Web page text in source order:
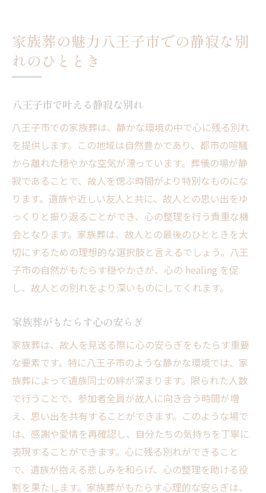
家族葬の魅力八王子市での静寂な別
れのひととき
八王子市で叶える静寂な別れ
八王子市での家族葬は、静かな環境の中で心に残る別れ
を提供します。この地域は自然豊かであり、都市の喧騒
から離れた穏やかな空気が漂っています。葬儀の場が静
寂であることで、故人を偲ぶ時間がより特別なものにな
ります。遺族や近しい友人と共に、故人との思い出をゆ
っくりと振り返ることができ、心の整理を行う貴重な機
会となります。家族葬は、故人との最後のひとときを大
切にするための理想的な選択肢と言えるでしょう。八王
子市の自然がもたらす穏やかさが、心の healing を促
し、故人との別れをより深いものにしてくれます。
家族葬がもたらす心の安らぎ
家族葬は、故人を見送る際に心の安らぎをもたらす重要
な要素です。特に八王子市のような静かな環境では、家
族葬によって遺族同士の絆が深まります。限られた人数
で行うことで、参加者全員が故人に向き合う時間が増
え、思い出を共有することができます。このような場で
は、感謝や愛情を再確認し、自分たちの気持ちを丁寧に
表現することができます。心に残る別れができること
で、遺族が抱える悲しみを和らげ、心の整理を助ける役
割を果たします。家族葬がもたらす心理的な安らぎは、